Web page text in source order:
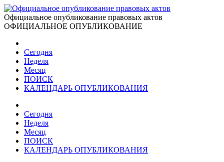
Официальное опубликование правовых актов
ОФИЦИАЛЬНОЕ ОПУБЛИКОВАНИЕ
Сегодня
Неделя
Месяц
ПОИСК
КАЛЕНДАРЬ ОПУБЛИКОВАНИЯ
Сегодня
Неделя
Месяц
ПОИСК
КАЛЕНДАРЬ ОПУБЛИКОВАНИЯ